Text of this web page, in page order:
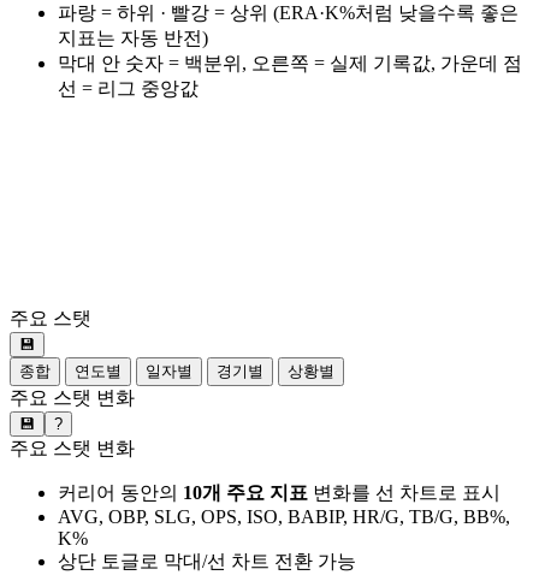
파랑 = 하위 · 빨강 = 상위 (ERA·K%처럼 낮을수록 좋은
지표는 자동 반전)
막대 안 숫자 = 백분위, 오른쪽 = 실제 기록값, 가운데 점
선 = 리그 중앙값
주요 스탯
💾
종합
연도별 일자별 경기별 상황별
주요 스탯 변화
💾 ?
주요 스탯 변화
커리어 동안의 10개 주요 지표 변화를 선 차트로 표시
AVG, OBP, SLG, OPS, ISO, BABIP, HR/G, TB/G, BB%,
K%
상단 토글로 막대/선 차트 전환 가능